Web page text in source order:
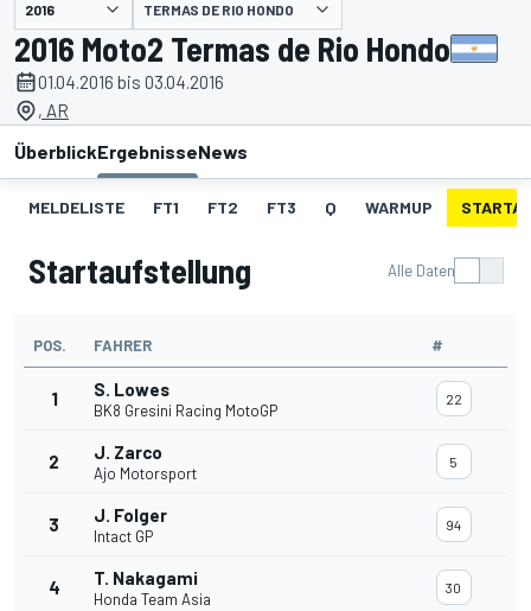
TERMAS DE RIO HONDO
2016 Moto2 Termas de Rio Hondo
01.04.2016 bis 03.04.2016
, AR
ÜberblickErgebnisseNews
MELDELISTE FT1 FT2 FT3 Q WARMUP
Startaufstellung Alle Daten
POS. FAHRER #
1 S. Lowes
BK8 Gresini Racing MotoGP
22
2 J. Zarco
Ajo Motorsport
5
3 J. Folger
Intact GP
94
4 T. Nakagami
Honda Team Asia
30